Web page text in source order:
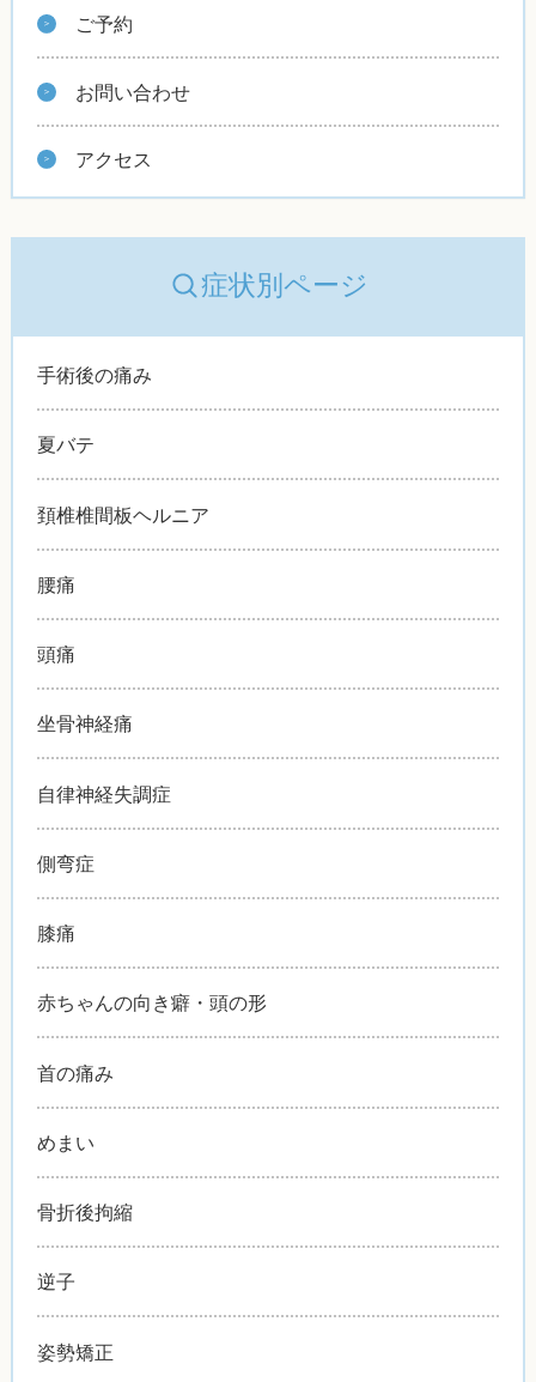
ご予約
お問い合わせ
アクセス
症状別ページ
手術後の痛み
夏バテ
頚椎椎間板ヘルニア
腰痛
頭痛
坐骨神経痛
自律神経失調症
側弯症
膝痛
赤ちゃんの向き癖・頭の形
首の痛み
めまい
骨折後拘縮
逆子
姿勢矯正